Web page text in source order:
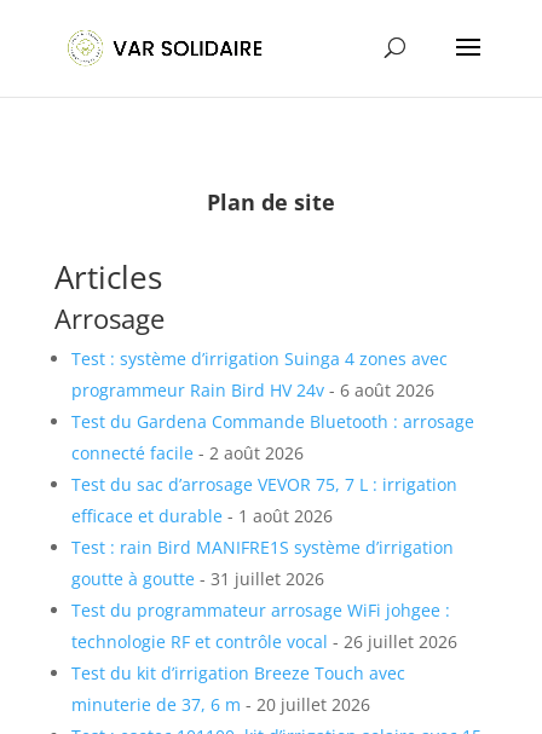
Plan de site
Articles
Arrosage
Test : système d’irrigation Suinga 4 zones avec
programmeur Rain Bird HV 24v- 6 août 2026
Test du Gardena Commande Bluetooth : arrosage
connecté facile- 2 août 2026
Test du sac d’arrosage VEVOR 75, 7 L : irrigation
efficace et durable- 1 août 2026
Test : rain Bird MANIFRE1S système d’irrigation
goutte à goutte- 31 juillet 2026
Test du programmateur arrosage WiFi johgee :
technologie RF et contrôle vocal - 26 juillet 2026
Test du kit d’irrigation Breeze Touch avec
minuterie de 37, 6 m - 20 juillet 2026